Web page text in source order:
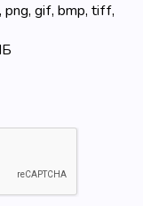
png, gif, bmp, tiff,